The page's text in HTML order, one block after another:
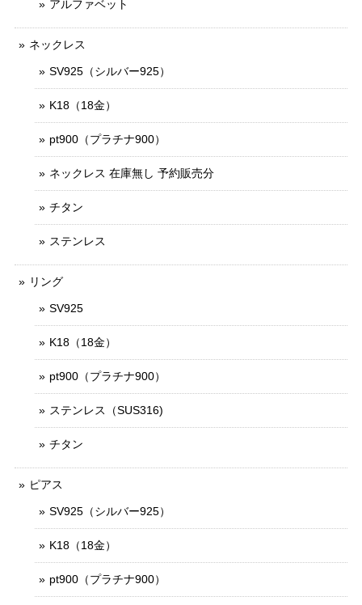
アルファベット
ネックレス
SV925（シルバー925）
K18（18金）
pt900（プラチナ900）
ネックレス 在庫無し 予約販売分
チタン
ステンレス
リング
SV925
K18（18金）
pt900（プラチナ900）
ステンレス（SUS316)
チタン
ピアス
SV925（シルバー925）
K18（18金）
pt900（プラチナ900）